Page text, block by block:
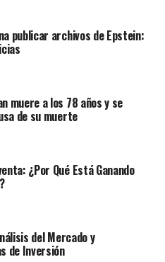
publicar archivos de Epstein:
muere a los 78 años y se
de su muerte
¿Por Qué Está Ganando
del Mercado y
de Inversión